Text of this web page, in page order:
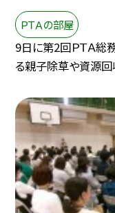
ＰＴＡの部屋
9日に第2回ＰＴＡ総
る親子除草や資源